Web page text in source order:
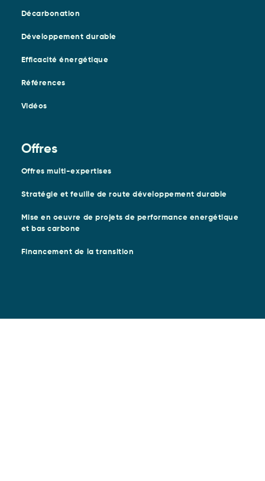
Décarbonation
Développement durable
Efficacité énergétique
Références
Vidéos
Offres
Offres multi-expertises
Stratégie et feuille de route développement durable
Mise en oeuvre de projets de performance energétique
et bas carbone
Financement de la transition